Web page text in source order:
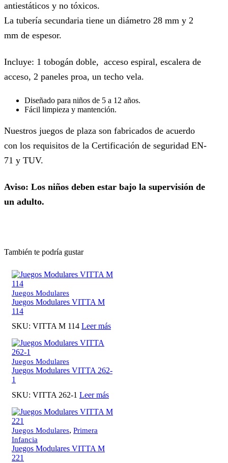
antiestáticos y no tóxicos.
La tubería secundaria tiene un diámetro 28 mm y 2
mm de espesor.
Incluye: 1 tobogán doble, acceso espiral, escalera de
acceso, 2 paneles proa, un techo vela.
Diseñado para niños de 5 a 12 años.
Fácil limpieza y mantención.
Nuestros juegos de plaza son fabricados de acuerdo
con los requisitos de la Certificación de seguridad EN-
71 y TUV.
Aviso: Los niños deben estar bajo la supervisión de
un adulto.
También te podría gustar
Juegos Modulares
Juegos Modulares VITTA M
114
SKU: VITTA M 114 Leer más
Juegos Modulares
Juegos Modulares VITTA 262-
1
SKU: VITTA 262-1 Leer más
Juegos Modulares, Primera
Infancia
Juegos Modulares VITTA M
221